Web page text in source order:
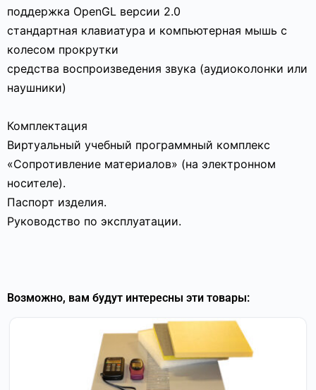
поддержка OpenGL версии 2.0
стандартная клавиатура и компьютерная мышь с
колесом прокрутки
средства воспроизведения звука (аудиоколонки или
наушники)
Комплектация
Виртуальный учебный программный комплекс
«Сопротивление материалов» (на электронном
носителе).
Паспорт изделия.
Руководство по эксплуатации.
Возможно, вам будут интересны эти товары: